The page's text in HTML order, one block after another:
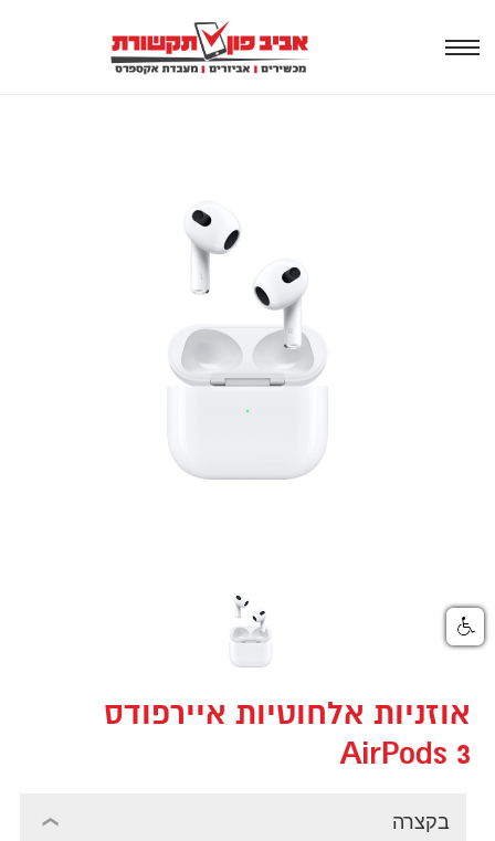
אוזניות אלחוטיות איירפודס
AirPods 3
בקצרה